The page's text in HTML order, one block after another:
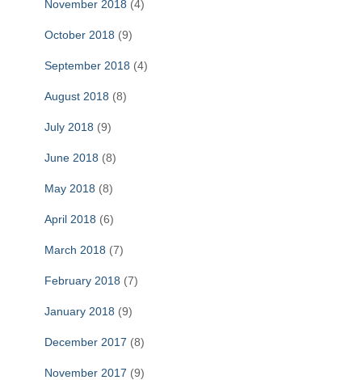
November 2018 (4)
October 2018 (9)
September 2018 (4)
August 2018 (8)
July 2018 (9)
June 2018 (8)
May 2018 (8)
April 2018 (6)
March 2018 (7)
February 2018 (7)
January 2018 (9)
December 2017 (8)
November 2017 (9)